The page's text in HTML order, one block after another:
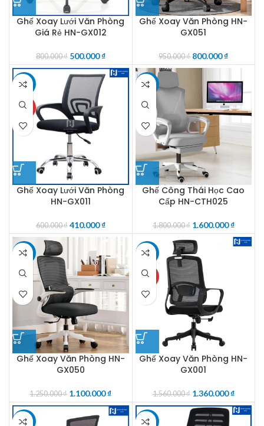
Ghế Xoay Lưới Văn Phòng
Giá Rẻ HN-GX012
800.000₫ 500.000₫
Ghế Xoay Văn Phòng HN-
GX051
950.000₫ 800.000₫
-32%
HOT
Ghế Xoay Lưới Văn Phòng
HN-GX011
600.000₫ 410.000₫
-11%
Ghế Công Thái Học Cao
Cấp HN-CTH025
1.800.000₫ 1.600.000₫
-12%
Ghế Xoay Văn Phòng HN-
GX050
1.250.000₫ 1.100.000₫
-13%
HOT
Ghế Xoay Văn Phòng HN-
GX001
1.560.000₫ 1.360.000₫
-15% -29%